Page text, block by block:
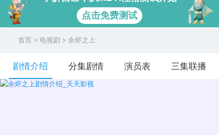
点击免费测试
首页 > 电视剧 > 余烬之上
剧情介绍 分集剧情 演员表 三集联播